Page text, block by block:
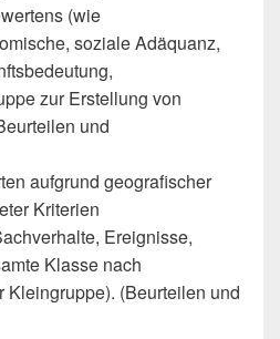
(wie
soziale Adäquanz,
zur Erstellung von
und
aufgrund geografischer
Kriterien
Ereignisse,
Klasse nach
Kleingruppe). (Beurteilen und